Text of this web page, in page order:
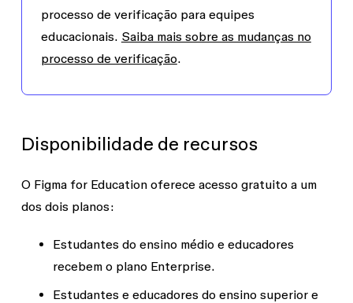
processo de verificação para equipes
educacionais. Saiba mais sobre as mudanças no
processo de verificação.
Disponibilidade de recursos
O Figma for Education oferece acesso gratuito a um
dos dois planos:
Estudantes do ensino médio e educadores
recebem o plano Enterprise.
Estudantes e educadores do ensino superior e